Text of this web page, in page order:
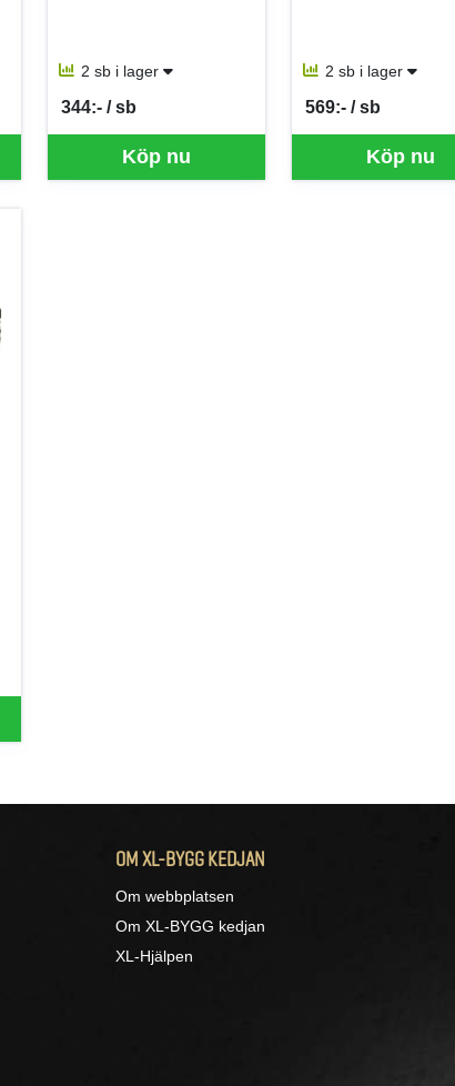
2 sb i lager
Köp nu
344:- / sb
SEK per SB
2 sb i lager
Köp nu
569:- / sb
SEK per SB
OM XL-BYGG KEDJAN
Om webbplatsen
Om XL-BYGG kedjan
XL-Hjälpen